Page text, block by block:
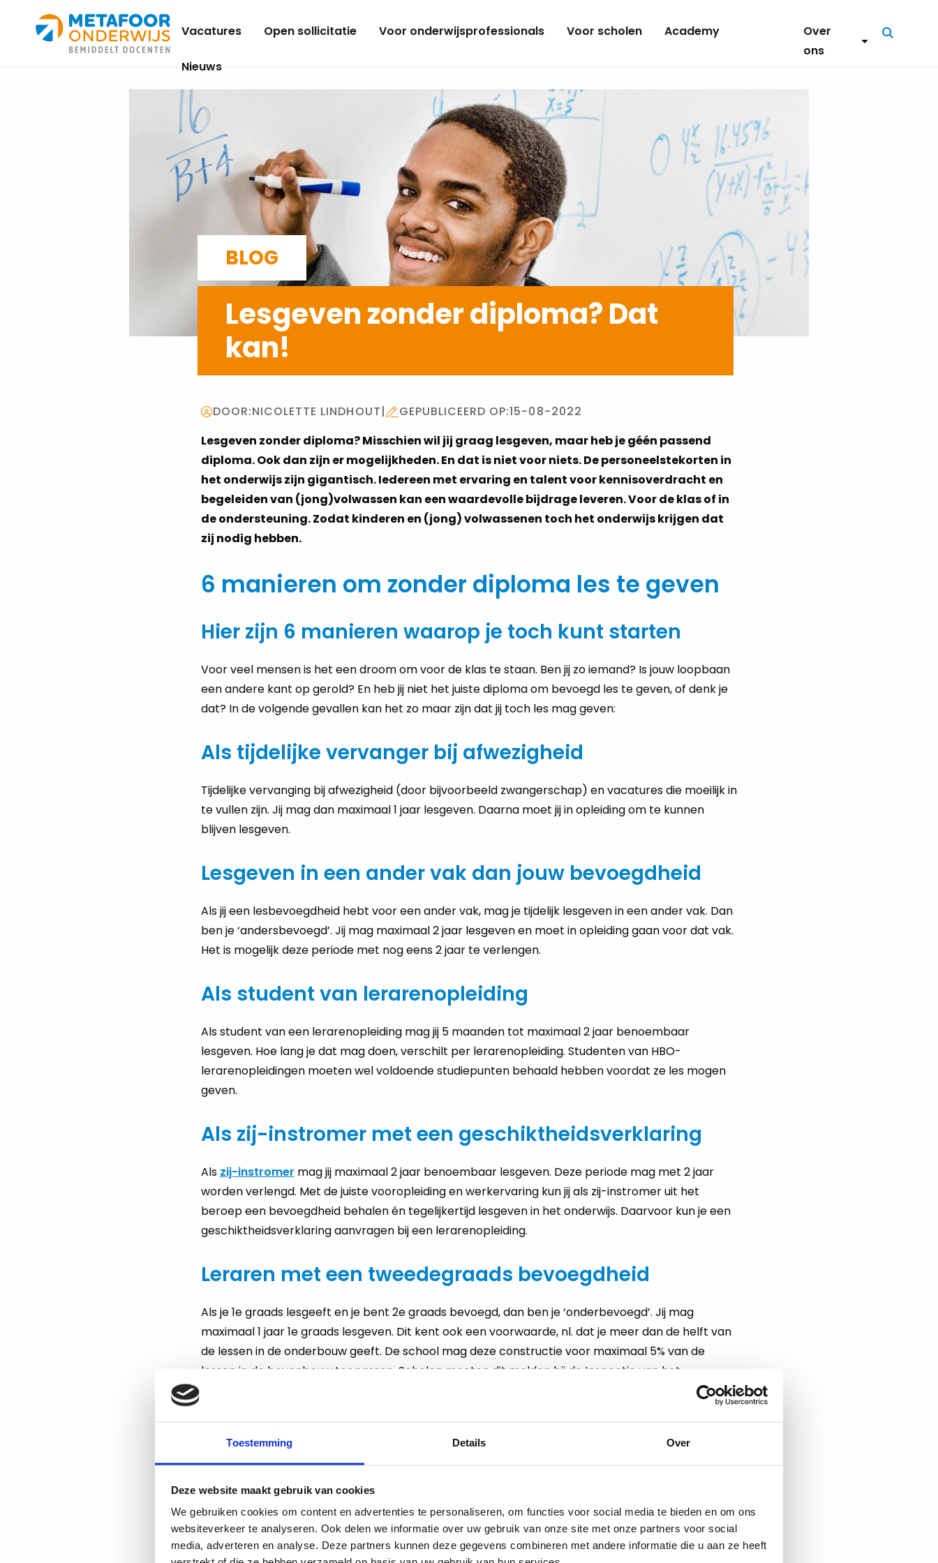
Toestemming Details Over
Deze website maakt gebruik van cookies
We gebruiken cookies om content en advertenties te personaliseren, om functies voor social media te bieden en om ons
websiteverkeer te analyseren. Ook delen we informatie over uw gebruik van onze site met onze partners voor social
media, adverteren en analyse. Deze partners kunnen deze gegevens combineren met andere informatie die u aan ze heeft
Metafoor
Onderwijs
Vacatures Open sollicitatie Voor onderwijsprofessionals Voor scholen Academy
Nieuws
Over
ons
Zoeken
BLOG
Lesgeven zonder diploma? Dat
kan!
DOOR:NICOLETTE LINDHOUT| GEPUBLICEERD OP:15-08-2022
Lesgeven zonder diploma? Misschien wil jij graag lesgeven, maar heb je géén passend
diploma. Ook dan zijn er mogelijkheden. En dat is niet voor niets. De personeelstekorten in
het onderwijs zijn gigantisch. Iedereen met ervaring en talent voor kennisoverdracht en
begeleiden van (jong)volwassen kan een waardevolle bijdrage leveren. Voor de klas of in
de ondersteuning. Zodat kinderen en (jong) volwassenen toch het onderwijs krijgen dat
zij nodig hebben.
6 manieren om zonder diploma les te geven
Hier zijn 6 manieren waarop je toch kunt starten
Voor veel mensen is het een droom om voor de klas te staan. Ben jij zo iemand? Is jouw loopbaan
een andere kant op gerold? En heb jij niet het juiste diploma om bevoegd les te geven, of denk je
dat? In de volgende gevallen kan het zo maar zijn dat jij toch les mag geven:
Als tijdelijke vervanger bij afwezigheid
Tijdelijke vervanging bij afwezigheid (door bijvoorbeeld zwangerschap) en vacatures die moeilijk in
te vullen zijn. Jij mag dan maximaal 1 jaar lesgeven. Daarna moet jij in opleiding om te kunnen
blijven lesgeven.
Lesgeven in een ander vak dan jouw bevoegdheid
Als jij een lesbevoegdheid hebt voor een ander vak, mag je tijdelijk lesgeven in een ander vak. Dan
ben je ‘andersbevoegd’. Jij mag maximaal 2 jaar lesgeven en moet in opleiding gaan voor dat vak.
Het is mogelijk deze periode met nog eens 2 jaar te verlengen.
Als student van lerarenopleiding
Als student van een lerarenopleiding mag jij 5 maanden tot maximaal 2 jaar benoembaar
lesgeven. Hoe lang je dat mag doen, verschilt per lerarenopleiding. Studenten van HBO-
lerarenopleidingen moeten wel voldoende studiepunten behaald hebben voordat ze les mogen
geven.
Als zij-instromer met een geschiktheidsverklaring
Als zij-instromer mag jij maximaal 2 jaar benoembaar lesgeven. Deze periode mag met 2 jaar
worden verlengd. Met de juiste vooropleiding en werkervaring kun jij als zij-instromer uit het
beroep een bevoegdheid behalen én tegelijkertijd lesgeven in het onderwijs. Daarvoor kun je een
geschiktheidsverklaring aanvragen bij een lerarenopleiding.
Leraren met een tweedegraads bevoegdheid
Als je 1e graads lesgeeft en je bent 2e graads bevoegd, dan ben je ‘onderbevoegd’. Jij mag
maximaal 1 jaar 1e graads lesgeven. Dit kent ook een voorwaarde, nl. dat je meer dan de helft van
de lessen in de onderbouw geeft. De school mag deze constructie voor maximaal 5% van de
lessen in de bovenbouw toepassen. Scholen moeten dit melden bij de Inspectie van het
Lesgeven als gastdocent
kennis van een vak kunnen een beperkt aantal uren lesgeven als gastdocent. Hiervoor is geen
onderwijsbevoegdheid nodig. De gastdocent valt onder de verantwoordelijkheid van een
bevoegde leraar. Een gastdocent mag gemiddeld 6 uur per week les geven. In het HAVO/VWO
geven gastdocenten les in het ‘vrije’ deel. Hier gelden strenge voorwaarden.